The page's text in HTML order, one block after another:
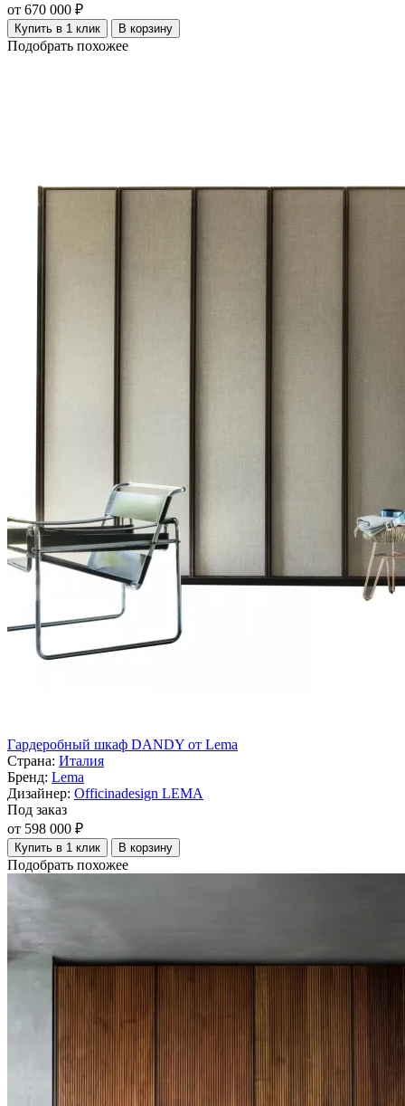
от 670 000 ₽
Купить в 1 клик В корзину
Подобрать похожее
Гардеробный шкаф DANDY от Lema
Страна: Италия
Бренд: Lema
Дизайнер: Officinadesign LEMA
Под заказ
от 598 000 ₽
Купить в 1 клик В корзину
Подобрать похожее